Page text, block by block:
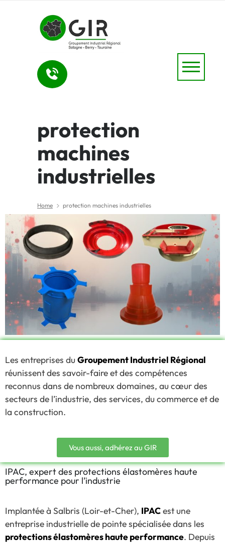
protection
machines
industrielles
Home protection machines industrielles
Les entreprises du Groupement Industriel Régional
réunissent des savoir-faire et des compétences
reconnus dans de nombreux domaines, au cœur des
secteurs de l’industrie, des services, du commerce et de
la construction.
Vous aussi, adhérez au GIR
IPAC, expert des protections élastomères haute
performance pour l’industrie
Implantée à Salbris (Loir-et-Cher), IPACest une
entreprise industrielle de pointe spécialisée dans les
protections élastomères haute performance. Depuis